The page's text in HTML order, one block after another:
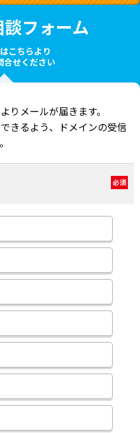
フォーム
こちらより
合せください
りメールが届きます。
きるよう、ドメインの受信
必須